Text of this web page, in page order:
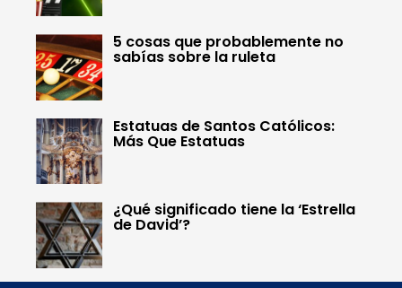
5 cosas que probablemente no
sabías sobre la ruleta
Estatuas de Santos Católicos:
Más Que Estatuas
¿Qué significado tiene la ‘Estrella
de David’?